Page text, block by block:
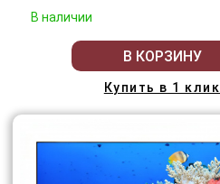
В наличии
В КОРЗИНУ
Купить в 1 клик